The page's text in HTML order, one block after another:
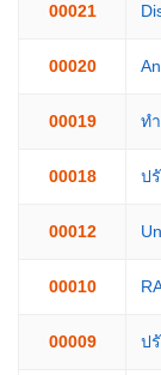
00021
00020
00019 ท
00018 ป
00012
00010
00009 ป